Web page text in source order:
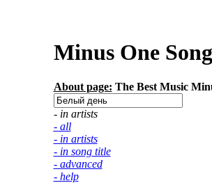
Minus One
About page: The Best Music
- in artists
- all
- in artists
- in song title
- advanced
- help